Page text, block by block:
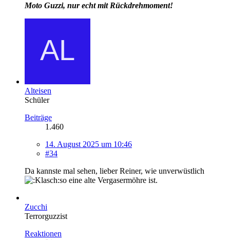
Moto Guzzi, nur echt mit Rückdrehmoment!
Alteisen
Schüler
Beiträge
1.460
14. August 2025 um 10:46
#34
Da kannste mal sehen, lieber Reiner, wie unverwüstlich
so eine alte Vergasermöhre ist.
Zucchi
Terrorguzzist
Reaktionen